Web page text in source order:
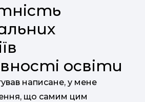
освіти
написане, у мене
що самим цим